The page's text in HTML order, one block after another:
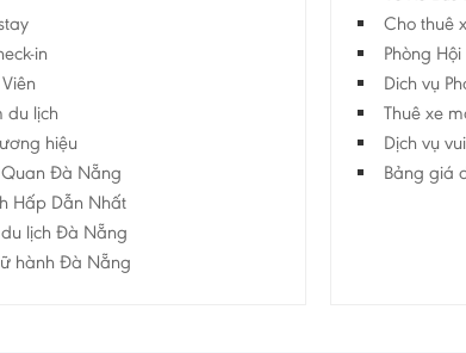
in
du lịch
hiệu
Đà Nẵng
Hấp Dẫn Nhất
lịch Đà Nẵng
hành Đà Nẵng
Cho thuê
Phòng
Dich vụ
Thuê xe
Dịch vụ
Bảng giá